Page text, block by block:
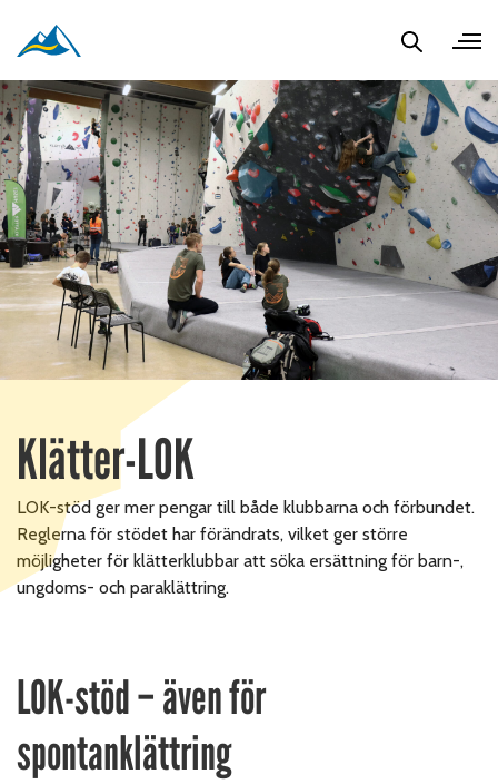
Klätter-LOK
LOK-stöd ger mer pengar till både klubbarna och förbundet.
Reglerna för stödet har förändrats, vilket ger större
möjligheter för klätterklubbar att söka ersättning för barn-,
ungdoms- och paraklättring.
LOK-stöd – även för
spontanklättring